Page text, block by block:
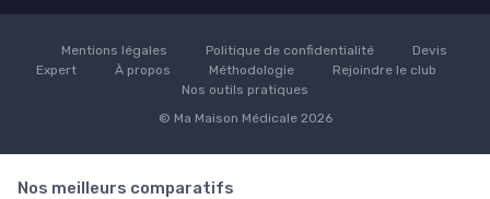
Mentions légales Politique de confidentialité
Devis
Expert
À propos Méthodologie
Rejoindre le club
Nos outils pratiques
© Ma Maison Médicale 2026
Nos meilleurs comparatifs